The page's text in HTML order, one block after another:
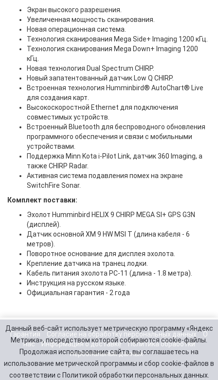
Экран высокого разрешения.
Увеличенная мощность сканирования.
Новая операционная система.
Технология сканирования Mega Side+ Imaging 1200 кГц.
Технология сканирования Mega Down+ Imaging 1200
кГц.
Новая технология Dual Spectrum CHIRP.
Новый запатентованный датчик Low Q CHIRP.
Встроенная технология Humminbird® AutoChart® Live
для создания карт.
Высокоскоростной Ethernet для подключения
совместимых устройств.
Встроенный Bluetooth для беспроводного обновления
программного обеспечения и связи с мобильными
устройствами.
Поддержка Minn Kota i-Pilot Link, датчик 360 Imaging, а
также CHIRP Radar.
Активная система подавления помех на экране
SwitchFire Sonar.
Комплект поставки:
Эхолот Humminbird HELIX 9 CHIRP MEGA SI+ GPS G3N
(дисплей).
Датчик основной XM 9 HW MSI T (длина кабеля - 6
метров).
Поворотное основание для дисплея эхолота.
Крепление датчика на транец лодки.
Кабель питания эхолота PC-11 (длина - 1.8 метра).
Инструкция на русском языке.
Официальная гарантия - 2 года
Гарантия Согласие на обработку персональных данных
О
нас
Информация о доставке
Политика обработки
персональных данных
Данный веб-сайт использует метрическую программу «Яндекс
Метрика», посредством которой собираются cookie-файлы.
Продолжая использование сайта, вы соглашаетесь на
использование метрической программы и сбор cookie-файлов в
соответствии с Политикой обработки персональных данных.